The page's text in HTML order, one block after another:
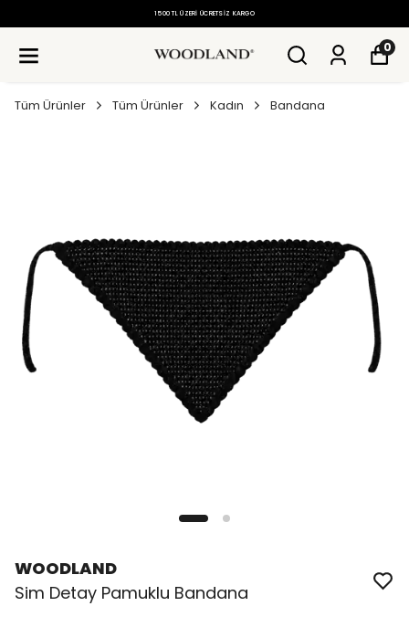
1500 TL ÜZERI ÜCRETSIZ KARGO
0
Tüm Ürünler Tüm Ürünler Kadın Bandana
WOODLAND
Sim Detay Pamuklu Bandana